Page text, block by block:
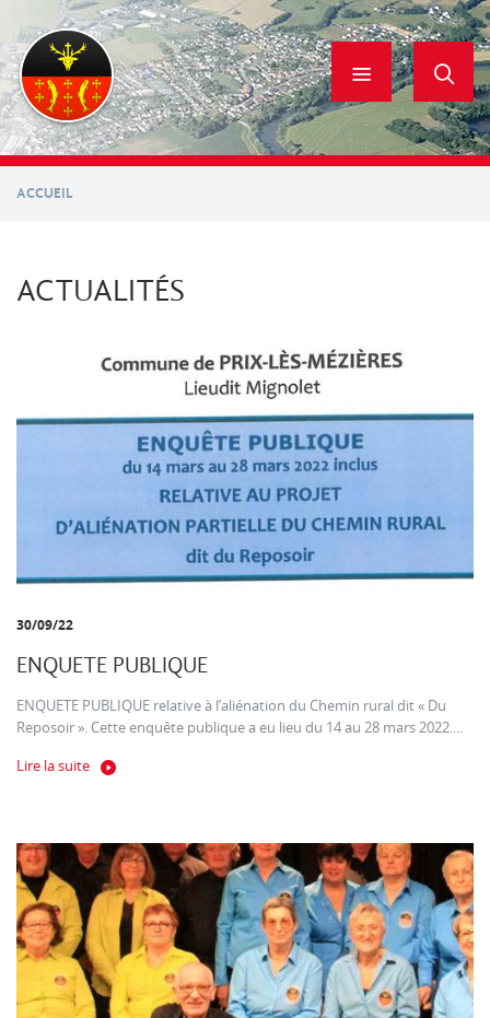
contenu
principal
ACCUEIL
ACTUALITÉS
30/09/22
ENQUETE PUBLIQUE
ENQUETE PUBLIQUE relative à l’aliénation du Chemin rural dit « Du
Reposoir ». Cette enquête publique a eu lieu du 14 au 28 mars 2022....
Lire la suite